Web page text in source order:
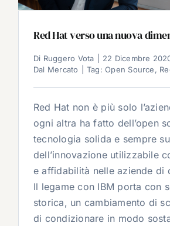
Red Hat verso una nuova
Di Ruggero Vota 22 Dicembre
Dal Mercato
Tag:Open Source,
Red Hat non è più solo
ogni altra ha fatto dell’open
tecnologia solida e sempre
dell’innovazione utilizzabile
e affidabilità nelle aziende di
Il legame con IBM porta con
storica, un cambiamento di
di condizionare in modo